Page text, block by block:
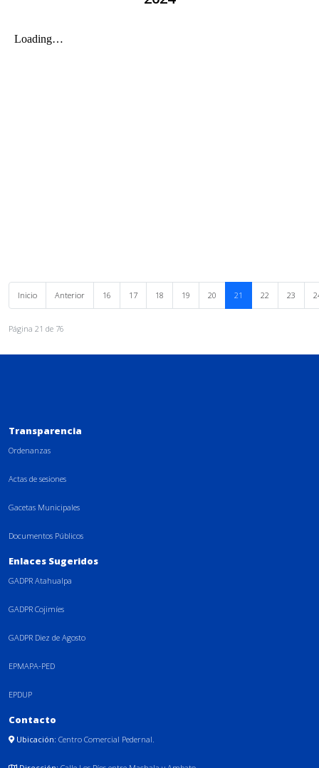
Inicio Anterior 16 17 18 19 20 21 22 23
Página 21 de 76
Transparencia
Ordenanzas
Actas de sesiones
Gacetas Municipales
Documentos Públicos
Enlaces Sugeridos
GADPR Atahualpa
GADPR Cojimíes
GADPR Diez de Agosto
EPMAPA-PED
EPDUP
Contacto
Ubicación: Centro Comercial Pedernal.